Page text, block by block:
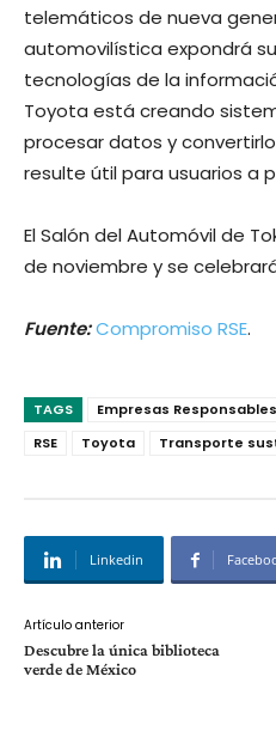
telemáticos de nueva
automovilística expondrá
tecnologías de la
Toyota está creando
procesar datos y
resulte útil para usuarios a
El Salón del Automóvil de
de noviembre y se
Fuente:Compromiso RSE.
TAGS Empresas Responsables
RSE
Toyota Transporte
Linkedin
Artículo anterior
Descubre la única biblioteca
verde de México